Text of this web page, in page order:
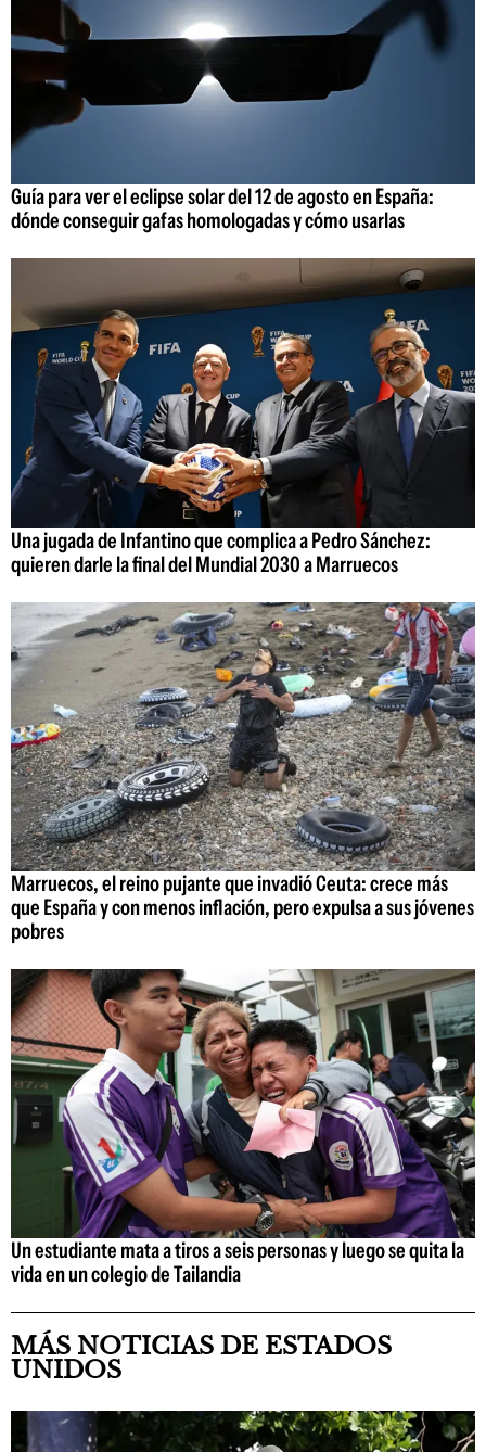
Guía para ver el eclipse solar del 12 de agosto en España:
dónde conseguir gafas homologadas y cómo usarlas
Una jugada de Infantino que complica a Pedro Sánchez:
quieren darle la final del Mundial 2030 a Marruecos
Marruecos, el reino pujante que invadió Ceuta: crece más
que España y con menos inflación, pero expulsa a sus jóvenes
pobres
Un estudiante mata a tiros a seis personas y luego se quita la
vida en un colegio de Tailandia
MÁS NOTICIAS DE ESTADOS
UNIDOS